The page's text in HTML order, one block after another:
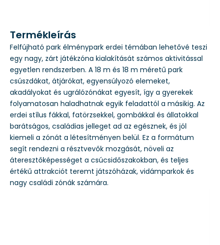
Termékleírás
Felfújható park élménypark erdei témában lehetővé teszi
egy nagy, zárt játékzóna kialakítását számos aktivitással
egyetlen rendszerben. A 18 m és 18 m méretű park
csúszdákat, átjárókat, egyensúlyozó elemeket,
akadályokat és ugrálózónákat egyesít, így a gyerekek
folyamatosan haladhatnak egyik feladattól a másikig. Az
erdei stílus fákkal, fatörzsekkel, gombákkal és állatokkal
barátságos, családias jelleget ad az egésznek, és jól
kiemeli a zónát a létesítményen belül. Ez a formátum
segít rendezni a résztvevők mozgását, növeli az
áteresztőképességet a csúcsidőszakokban, és teljes
értékű attrakciót teremt játszóházak, vidámparkok és
nagy családi zónák számára.